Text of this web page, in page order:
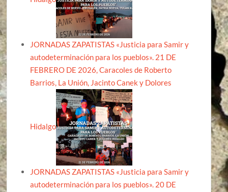
JORNADAS ZAPATISTAS «Justicia para Samir y
autodeterminación para los pueblos». 21 DE
FEBRERO DE 2026, Caracoles de Roberto
Barrios, La Unión, Jacinto Canek y Dolores
Hidalgo
JORNADAS ZAPATISTAS «Justicia para Samir y
autodeterminación para los pueblos». 20 DE